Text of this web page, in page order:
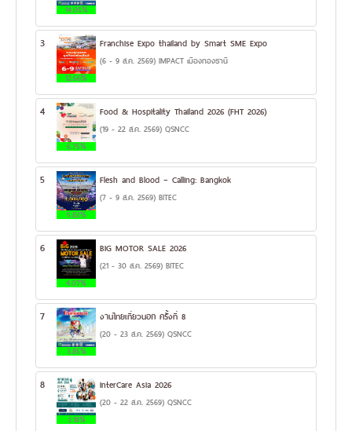
14.05%
3
12.66%
Franchise Expo thailand by Smart SME Expo
(6 - 9 ส.ค. 2569) IMPACT เมืองทองธานี
4
6.75%
Food & Hospitality Thailand 2026 (FHT 2026)
(19 - 22 ส.ค. 2569) QSNCC
5
5.82%
Flesh and Blood – Calling: Bangkok
(7 - 9 ส.ค. 2569) BITEC
6
4.07%
BIG MOTOR SALE 2026
(21 - 30 ส.ค. 2569) BITEC
7
3.85%
งานไทยเที่ยวนอก ครั้งที่ 8
(20 - 23 ส.ค. 2569) QSNCC
8
3.18%
InterCare Asia 2026
(20 - 22 ส.ค. 2569) QSNCC